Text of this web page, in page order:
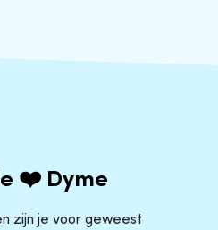
❤️ Dyme
zijn je voor geweest